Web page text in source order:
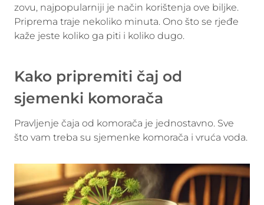
zovu, najpopularniji je način korištenja ove biljke.
Priprema traje nekoliko minuta. Ono što se rjeđe
kaže jeste koliko ga piti i koliko dugo.
Kako pripremiti čaj od
sjemenki komorača
Pravljenje čaja od komorača je jednostavno. Sve
što vam treba su sjemenke komorača i vruća voda.